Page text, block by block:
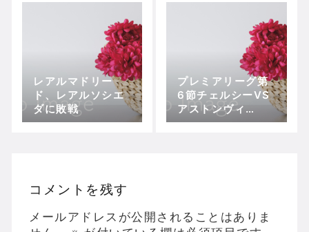
レアルマドリー
ド、レアルソシエ
ダに敗戦
プレミアリーグ第
6節チェルシーVS
アストンヴィ
ラ 〜チェルシ
コメントを残す
メールアドレスが公開されることはありま